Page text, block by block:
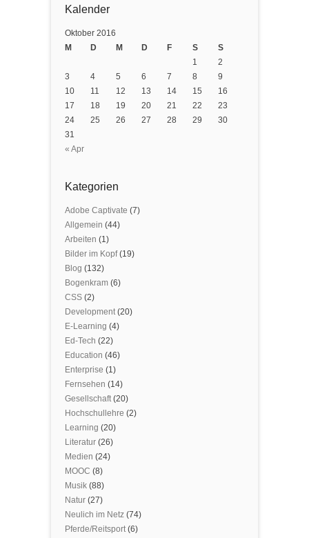
Kalender
Oktober 2016
M
D M D F S S
« Apr
1
2
3
4 5 6 7 8
9
10
11 12 13 14 15
16
17
18 19 20 21 22
23
24
25 26 27 28 29
30
31
Kategorien
Adobe Captivate (7)
Allgemein (44)
Arbeiten (1)
Bilder im Kopf(19)
Blog (132)
Bogenkram (6)
CSS (2)
Development(20)
E-Learning (4)
Ed-Tech (22)
Education (46)
Enterprise (1)
Fernsehen (14)
Gesellschaft(20)
Hochschullehre (2)
Learning (20)
Literatur (26)
Medien (24)
MOOC (8)
Musik (88)
Natur (27)
Neulich im Netz (74)
Pferde/Reitsport(6)